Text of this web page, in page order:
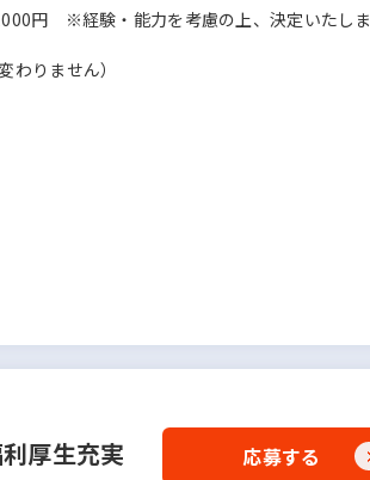
円 ※経験・能力を考慮の上、決定いたしま
りません）
厚生充実 応募する